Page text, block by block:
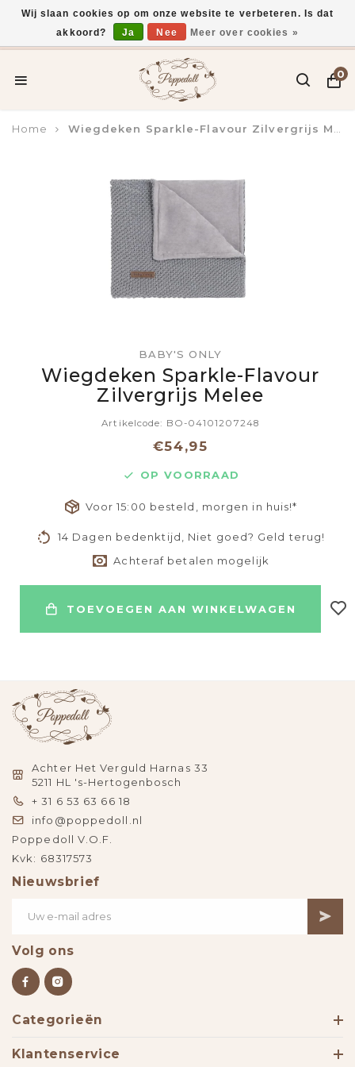
Voor 15:00 uur besteld, vandaag verzonden*
0
Home Wiegdeken Sparkle-Flavour Zilvergrijs Melee
BABY'S ONLY
Wiegdeken Sparkle-Flavour
Zilvergrijs Melee
Artikelcode: BO-04101207248
€54,95
OP VOORRAAD
Voor 15:00 besteld, morgen in huis!*
14 Dagen bedenktijd, Niet goed? Geld terug!
Achteraf betalen mogelijk
TOEVOEGEN AAN WINKELWAGEN
Achter Het Verguld Harnas 33
5211 HL 's-Hertogenbosch
+ 31 6 53 63 66 18
info@poppedoll.nl
Poppedoll V.O.F.
Kvk: 68317573
Nieuwsbrief
Volg ons
Categorieën
Klantenservice
Wij slaan cookies op om onze website te verbeteren. Is dat
akkoord?
Ja Nee Meer over cookies »